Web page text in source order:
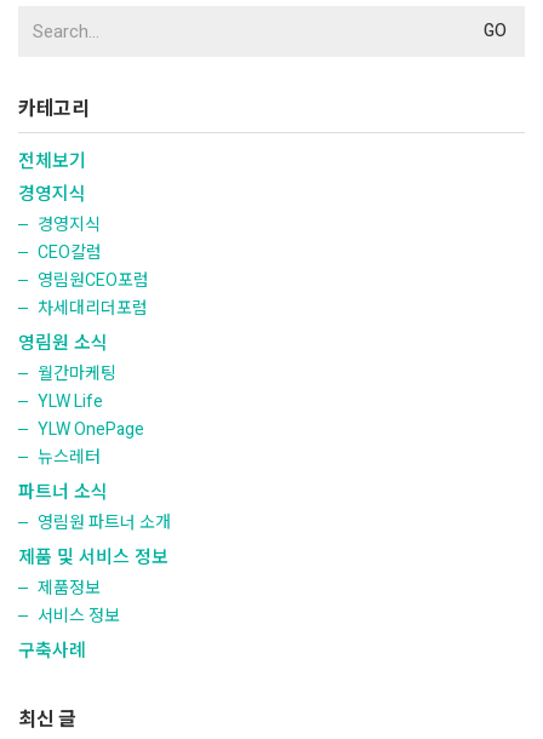
for:
카테고리
전체보기
경영지식
경영지식
CEO칼럼
영림원CEO포럼
차세대리더포럼
영림원 소식
월간마케팅
YLW Life
YLW OnePage
뉴스레터
파트너 소식
영림원 파트너 소개
제품 및 서비스 정보
제품정보
서비스 정보
구축사례
최신 글